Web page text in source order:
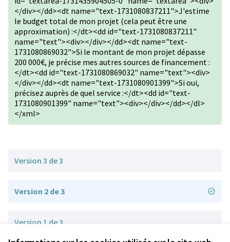
</div></dd><dt name="text-1731080837211">J'estime
le budget total de mon projet (cela peut être une
approximation) :</dt><dd id="text-1731080837211"
name="text"><div></div></dd><dt name="text-
1731080869032">Si le montant de mon projet dépasse
200 000€, je précise mes autres sources de financement :
</dt><dd id="text-1731080869032" name="text"><div>
</div></dd><dt name="text-1731080901399">Si oui,
précisez auprès de quel service :</dt><dd id="text-
1731080901399" name="text"><div></div></dd></dl>
</xml>
Version 3 de 3
Version 2 de 3
Version 1 de 3